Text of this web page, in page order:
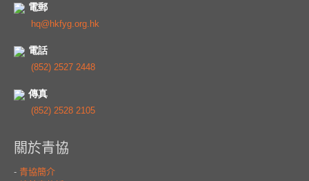
電郵
hq@hkfyg.org.hk
電話
(852) 2527 2448
傳真
(852) 2528 2105